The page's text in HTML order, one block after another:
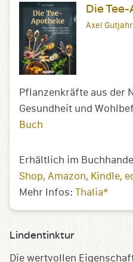
Die
Axel Gutjahr
Pflanzenkräfte aus der
Gesundheit und
Buch
Erhältlich im
Shop Amazon Kindle
Mehr Infos: Thalia*
Lindentinktur
Die wertvollen